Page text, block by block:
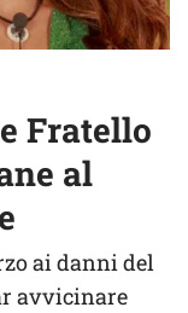
Fratello
al
ai danni del
avvicinare